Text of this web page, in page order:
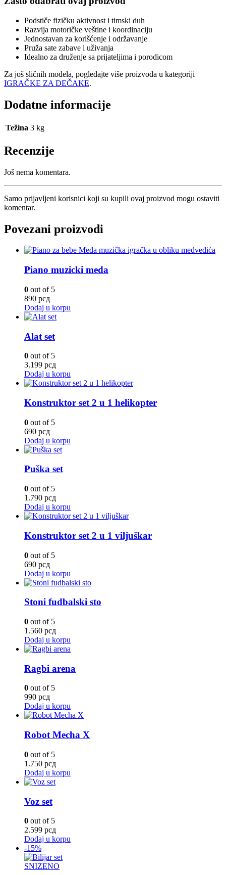
Podstiče fizičku aktivnost i timski duh
Razvija motoričke veštine i koordinaciju
Jednostavan za korišćenje i održavanje
Pruža sate zabave i uživanja
Idealno za druženje sa prijateljima i porodicom
Za još sličnih modela, pogledajte više proizvoda u kategoriji
IGRAČKE ZA DEČAKE.
Dodatne informacije
Težina 3 kg
Recenzije
Još nema komentara.
Samo prijavljeni korisnici koji su kupili ovaj proizvod mogu ostaviti
komentar.
Povezani proizvodi
Piano muzicki meda
0 out of 5
890 рсд
Dodaj u korpu
Alat set
0 out of 5
3.199 рсд
Dodaj u korpu
Konstruktor set 2 u 1 helikopter
0 out of 5
690 рсд
Dodaj u korpu
Puška set
0 out of 5
1.790 рсд
Dodaj u korpu
Konstruktor set 2 u 1 viljuškar
0 out of 5
690 рсд
Dodaj u korpu
Stoni fudbalski sto
0 out of 5
1.560 рсд
Dodaj u korpu
Ragbi arena
0 out of 5
990 рсд
Dodaj u korpu
Robot Mecha X
0 out of 5
1.750 рсд
Dodaj u korpu
Voz set
0 out of 5
2.599 рсд
Dodaj u korpu
-15%
SNIZENO